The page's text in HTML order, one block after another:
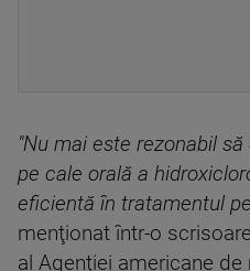
"Nu mai este rezonabil
pe cale orală a
eficientă în tratamentul
menţionat într-o
al Agenţiei americane